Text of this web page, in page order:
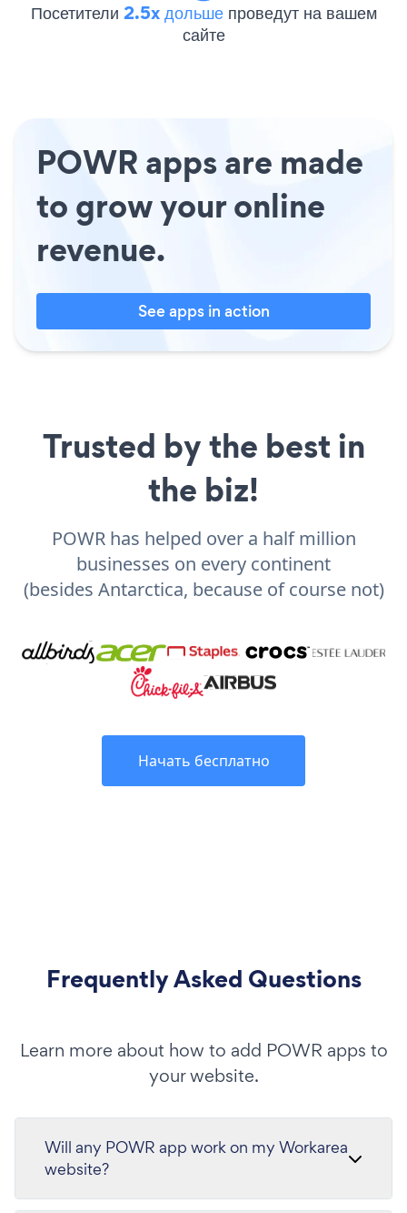
Посетители 2.5x дольше проведут на вашем
сайте
POWR apps are made
to grow your online
revenue.
See apps in action
Trusted by the best in
the biz!
POWR has helped over a half million
businesses on every continent
(besides Antarctica, because of course not)
Начать бесплатно
Frequently Asked Questions
Learn more about how to add POWR apps to
your website.
Will any POWR app work on my Workarea
website?